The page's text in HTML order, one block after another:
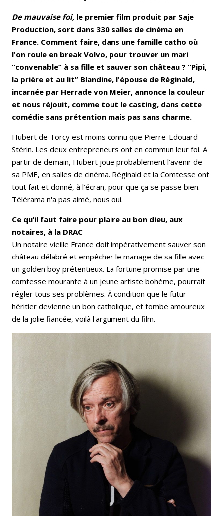
De mauvaise foi, le premier film produit par Saje
Production, sort dans 330 salles de cinéma en
France. Comment faire, dans une famille catho où
l'on roule en break Volvo, pour trouver un mari
“convenable” à sa fille et sauver son château ? “Pipi,
la prière et au lit” Blandine, l'épouse de Réginald,
incarnée par Herrade von Meier, annonce la couleur
et nous réjouit, comme tout le casting, dans cette
comédie sans prétention mais pas sans charme.
Hubert de Torcy est moins connu que Pierre-Edouard
Stérin. Les deux entrepreneurs ont en commun leur foi. A
partir de demain, Hubert joue probablement l’avenir de
sa PME, en salles de cinéma. Réginald et la Comtesse ont
tout fait et donné, à l’écran, pour que ça se passe bien.
Télérama n'a pas aimé, nous oui.
Ce qu’il faut faire pour plaire au bon dieu, aux
notaires, à la DRAC
Un notaire vieille France doit impérativement sauver son
château délabré et empêcher le mariage de sa fille avec
un golden boy prétentieux. La fortune promise par une
comtesse mourante à un jeune artiste bohème, pourrait
régler tous ses problèmes. À condition que le futur
héritier devienne un bon catholique, et tombe amoureux
de la jolie fiancée, voilà l'argument du film.